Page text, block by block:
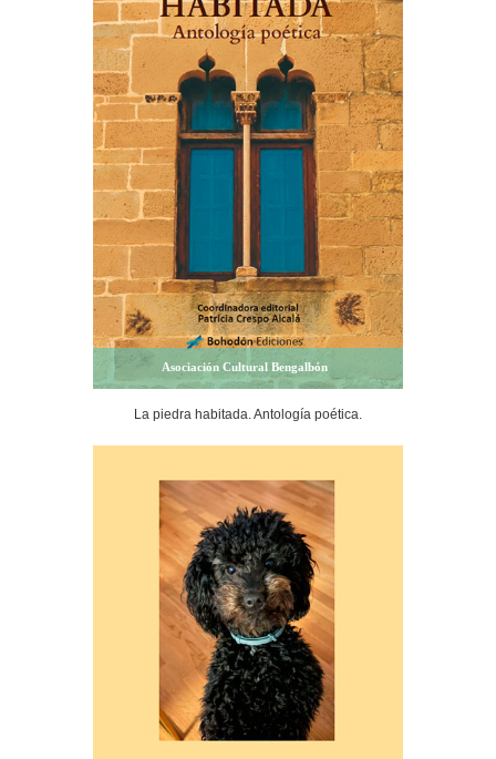
Asociación Cultural Bengalbón
La piedra habitada. Antología poética.